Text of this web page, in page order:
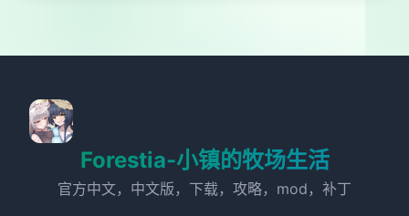
Forestia-小镇的牧场生活
官方中文，中文版，下载，攻略，mod，补丁